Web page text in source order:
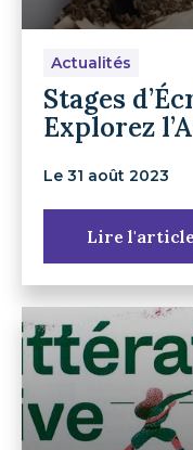
Actualités
Stages
Explorez
Le 31 août 2023
Lire l'article